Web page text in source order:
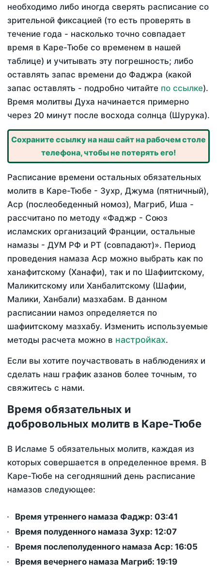
необходимо либо иногда сверять расписание со
зрительной фиксацией (то есть проверять в
течение года - насколько точно совпадает
время в Каре-Тюбе со временем в нашей
таблице) и учитывать эту погрешность; либо
оставлять запас времени до Фаджра (какой
запас оставлять - подробно читайте по ссылке).
Время молитвы Духа начинается примерно
через 20 минут после восхода солнца (Шурука).
Сохраните ссылку на наш сайт на рабочем столе
телефона, чтобы не потерять его!
Расписание времени остальных обязательных
молитв в Каре-Тюбе - Зухр, Джума (пятничный),
Аср (послеобеденный номоз), Магриб, Иша -
рассчитано по методу «Фаджр - Союз
исламских организаций Франции, остальные
намазы - ДУМ РФ и РТ (совпадают)». Период
проведения намаза Аср можно выбрать как по
ханафитскому (Ханафи), так и по Шафиитскому,
Маликитскому или Ханбалитскому (Шафии,
Малики, Ханбали) мазхабам. В данном
расписании намоз определяется по
шафиитскому мазхабу. Изменить используемые
методы расчета можно в настройках.
Если вы хотите поучаствовать в наблюдениях и
сделать наш график азанов более точным, то
свяжитесь с нами.
Время обязательных и
добровольных молитв в Каре-Тюбе
В Исламе 5 обязательных молитв, каждая из
которых совершается в определенное время. В
Каре-Тюбе на сегодняшний день расписание
намазов следующее:
Время утреннего намаза Фаджр: 03:41
Время полуденного намаза Зухр: 12:07
Время послеполуденного намаза Аср: 16:05
Время вечернего намаза Магриб: 19:19